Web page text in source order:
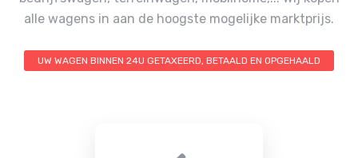
alle wagens in aan de hoogste mogelijke marktprijs.
UW WAGEN BINNEN 24U GETAXEERD, BETAALD EN OPGEHAALD